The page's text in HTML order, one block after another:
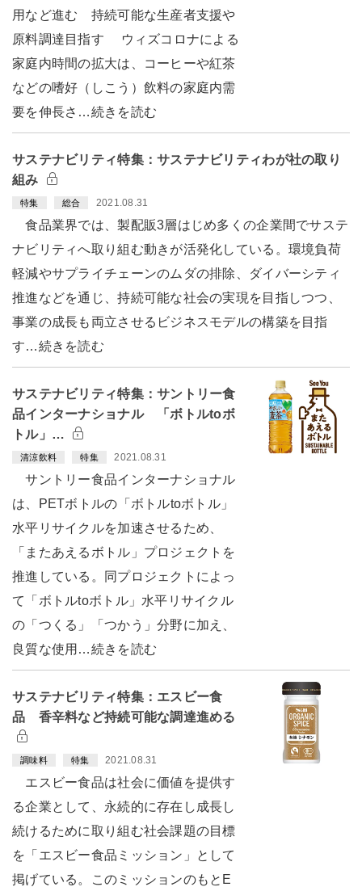
用など進む 持続可能な生産者支援や
原料調達目指す ウィズコロナによる
家庭内時間の拡大は、コーヒーや紅茶
などの嗜好（しこう）飲料の家庭内需
要を伸長さ…続きを読む
サステナビリティ特集：サステナビリティわが社の取り
組み
特集 総合 2021.08.31
食品業界では、製配販3層はじめ多くの企業間でサステ
ナビリティへ取り組む動きが活発化している。環境負荷
軽減やサプライチェーンのムダの排除、ダイバーシティ
推進などを通じ、持続可能な社会の実現を目指しつつ、
事業の成長も両立させるビジネスモデルの構築を目指
す…続きを読む
サステナビリティ特集：サントリー食
品インターナショナル 「ボトルtoボ
トル」…
清涼飲料 特集 2021.08.31
サントリー食品インターナショナル
は、PETボトルの「ボトルtoボトル」
水平リサイクルを加速させるため、
「またあえるボトル」プロジェクトを
推進している。同プロジェクトによっ
て「ボトルtoボトル」水平リサイクル
の「つくる」「つかう」分野に加え、
良質な使用…続きを読む
サステナビリティ特集：エスビー食
品 香辛料など持続可能な調達進める
調味料 特集 2021.08.31
エスビー食品は社会に価値を提供す
る企業として、永続的に存在し成長し
続けるために取り組む社会課題の目標
を「エスビー食品ミッション」として
掲げている。このミッションのもとE